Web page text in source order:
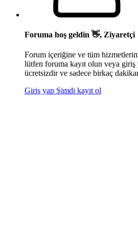
Foruma hoş geldin 👋, Ziyaretçi
Forum içeriğine ve tüm
lütfen foruma kayıt olun veya giriş
ücretsizdir ve sadece birkaç
Giriş yap Şimdi kayıt ol